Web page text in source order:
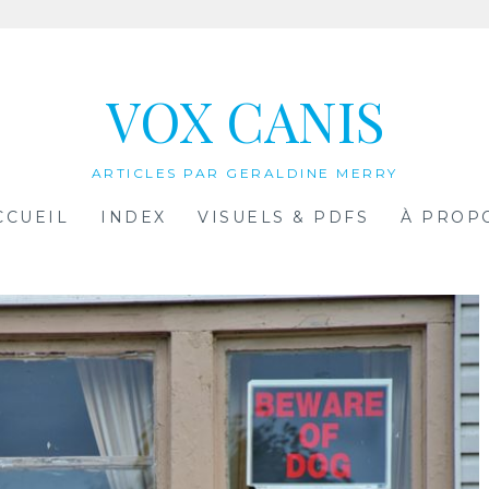
VOX CANIS
ARTICLES PAR GERALDINE MERRY
INDEX VISUELS & PDFS À